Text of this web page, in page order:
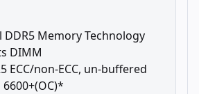
DDR5 Memory Technology
DIMM
ECC/non-ECC, un-buffered